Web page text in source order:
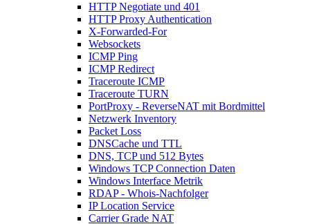
HTTP Negotiate und 401
HTTP Proxy Authentication
X-Forwarded-For
Websockets
ICMP Ping
ICMP Redirect
Traceroute ICMP
Traceroute TURN
PortProxy - ReverseNAT mit Bordmittel
Netzwerk Inventory
Packet Loss
DNSCache und TTL
DNS, TCP und 512 Bytes
Windows TCP Connection Daten
Windows Interface Metrik
RDAP - Whois-Nachfolger
IP Location Service
Carrier Grade NAT